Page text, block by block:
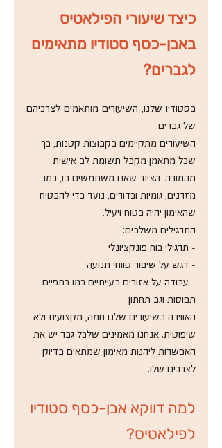
כיצד שיעורי הפילאטיס
באבן-כסף סטודיו מתאימים
לגברים?
של גברים.
השיעורים מתקיימים בקבוצות קטנות, כך
שכל מתאמן מקבל תשומת לב אישית
מהמורה. הציוד שאנו משתמשים בו, כמו
מזרנים, גומיות וכדורים, נועד כדי להבטיח
שהאימון יהיה בטוח ויעיל.
התרגילים משלבים:
- תרגילי כוח פונקציונלי
- דגש על שיפור טווחי תנועה
- עבודה על אזורים בעייתיים כמו כתפיים
תפוסות וגב תחתון
האווירה בשיעורים שלנו חמה, מקצועית ולא
שיפוטית. אנחנו מאמינים שלכל גבר יש את
האפשרות ליהנות מאימון שמתאים בדיוק
לצרכים שלו.
למה דווקא אבן-כסף סטודיו
לפילאטיס?